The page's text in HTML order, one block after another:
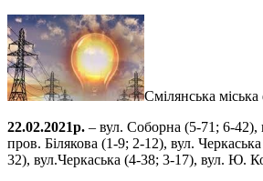
Смілянська
22.02.2021р. – вул. Соборна (5-71; 6-42),
пров. Білякова (1-9; 2-12), вул.
32), вул.Черкаська (4-38; 3-17), вул. Ю.